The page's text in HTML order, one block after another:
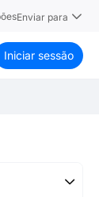
Enviar para
Iniciar sessão